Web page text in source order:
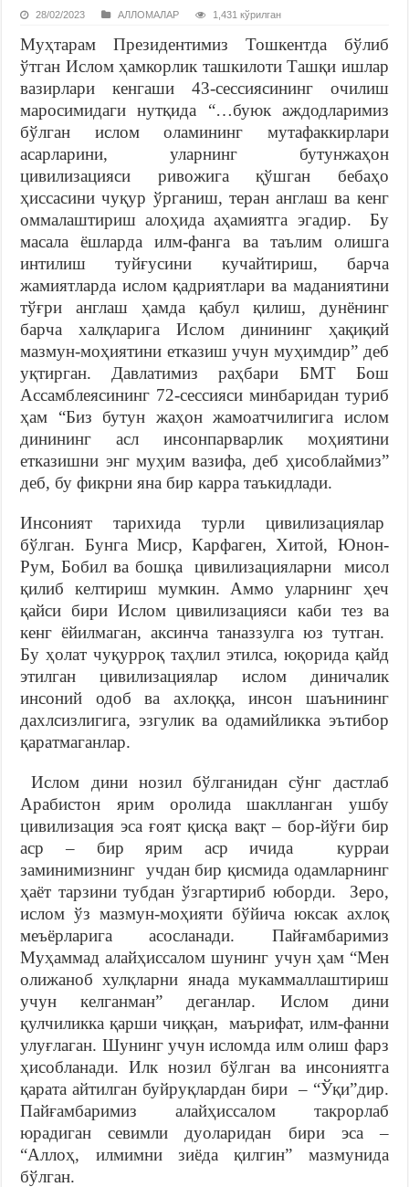
28/02/2023 АЛЛОМАЛАР 1,431 кўрилган
Муҳтарам Президентимиз Тошкентда бўлиб
ўтган Ислом ҳамкорлик ташкилоти Ташқи ишлар
вазирлари кенгаши 43-сессиясининг очилиш
маросимидаги нутқида “…буюк аждодларимиз
бўлган ислом оламининг мутафаккирлари
асарларини, уларнинг бутунжаҳон
цивилизацияси ривожига қўшган бебаҳо
ҳиссасини чуқур ўрганиш, теран англаш ва кенг
оммалаштириш алоҳида аҳамиятга эгадир. Бу
масала ёшларда илм-фанга ва таълим олишга
интилиш туйғусини кучайтириш, барча
жамиятларда ислом қадриятлари ва маданиятини
тўғри англаш ҳамда қабул қилиш, дунёнинг
барча халқларига Ислом динининг ҳақиқий
мазмун-моҳиятини етказиш учун муҳимдир” деб
уқтирган. Давлатимиз раҳбари БМТ Бош
Ассамблеясининг 72-сессияси минбаридан туриб
ҳам “Биз бутун жаҳон жамоатчилигига ислом
динининг асл инсонпарварлик моҳиятини
етказишни энг муҳим вазифа, деб ҳисоблаймиз”
деб, бу фикрни яна бир карра таъкидлади.
Инсоният тарихида турли цивилизациялар
бўлган. Бунга Миср, Карфаген, Хитой, Юнон-
Рум, Бобил ва бошқа цивилизацияларни мисол
қилиб келтириш мумкин. Аммо уларнинг ҳеч
қайси бири Ислом цивилизацияси каби тез ва
кенг ёйилмаган, аксинча таназзулга юз тутган.
Бу ҳолат чуқурроқ таҳлил этилса, юқорида қайд
этилган цивилизациялар ислом диничалик
инсоний одоб ва ахлоққа, инсон шаънининг
дахлсизлигига, эзгулик ва одамийликка эътибор
қаратмаганлар.
Ислом дини нозил бўлганидан сўнг дастлаб
Арабистон ярим оролида шаклланган ушбу
цивилизация эса ғоят қисқа вақт – бор-йўғи бир
аср – бир ярим аср ичида курраи
заминимизнинг учдан бир қисмида одамларнинг
ҳаёт тарзини тубдан ўзгартириб юборди. Зеро,
ислом ўз мазмун-моҳияти бўйича юксак ахлоқ
меъёрларига асосланади. Пайғамбаримиз
Муҳаммад алайҳиссалом шунинг учун ҳам “Мен
олижаноб хулқларни янада мукаммаллаштириш
учун келганман” деганлар. Ислом дини
қулчиликка қарши чиққан, маърифат, илм-фанни
улуғлаган. Шунинг учун исломда илм олиш фарз
ҳисобланади. Илк нозил бўлган ва инсониятга
қарата айтилган буйруқлардан бири – “Ўқи”дир.
Пайғамбаримиз алайҳиссалом такрорлаб
юрадиган севимли дуоларидан бири эса –
“Аллоҳ, илмимни зиёда қилгин” мазмунида
бўлган.